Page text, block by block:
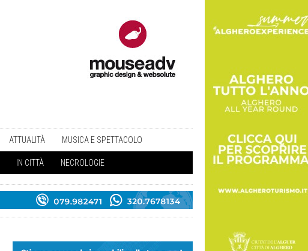
ATTUALITÀ MUSICA E SPETTACOLO
IN CITTÀ NECROLOGIE